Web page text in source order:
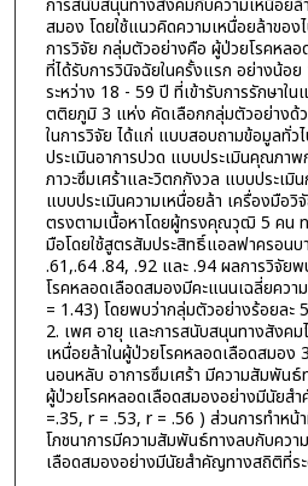
สมอง โดยใช้แนวคิดความเหนื่อยล้าของ
การวิจัย กลุ่มตัวอย่างคือ ผู้ป่วยโรคหล
ที่ได้รับการวินิจฉัยในครั้งแรก อย่างน้อ
ระหว่าง 18 - 59 ปี ที่เข้ารับการรักษาใ
ตติยภูมิ 3 แห่ง คัดเลือกกลุ่มตัวอย่างด้
ในการวิจัย ได้แก่ แบบสอบถามข้อมูลทั่ว
ประเมินอาการปวด แบบประเมินคุณภา
ภาวะซึมเศร้าและวิตกกังวล แบบประเ
แบบประเมินความเหนื่อยล้า เครื่องมือวิ
ตรงตามเนื้อหาโดยผู้ทรงคุณวุฒิ 5 คน
มือโดยใช้สูตรสัมประสิทธิ์แอลฟาครอนบ
.61,.64 .84, .92 และ .94 ผลการวิจัย
โรคหลอดเลือดสมองมีคะแนนเฉลี่ยควา
= 1.43) โดยพบว่ากลุ่มตัวอย่างร้อยละ
2. เพศ อายุ และการสนับสนุนทางสังค
เหนื่อยล้าในผู้ป่วยโรคหลอดเลือดสมอง
นอนหลับ อาการซึมเศร้า มีความสัมพันธ์
ผู้ป่วยโรคหลอดเลือดสมองอย่างมีนัยส
=.35, r = .53, r = .56 ) ส่วนการทำหน้
โภชนาการมีความสัมพันธ์ทางลบกับควา
เลือดสมองอย่างมีนัยสำคัญทางสถิติที่ร